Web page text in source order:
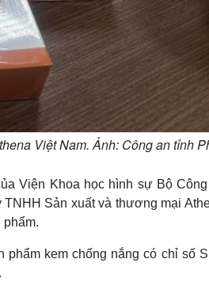
Việt Nam. Ảnh: Công an tỉnh
Viện Khoa học hình sự Bộ
Sản xuất và thương mại
phẩm.
phẩm kem chống nắng có chỉ số